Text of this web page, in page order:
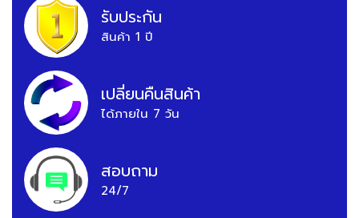
รับประกัน
สินค้า 1 ปี
เปลี่ยนคืนสินค้า
ได้ภายใน 7 วัน
สอบถาม
24/7